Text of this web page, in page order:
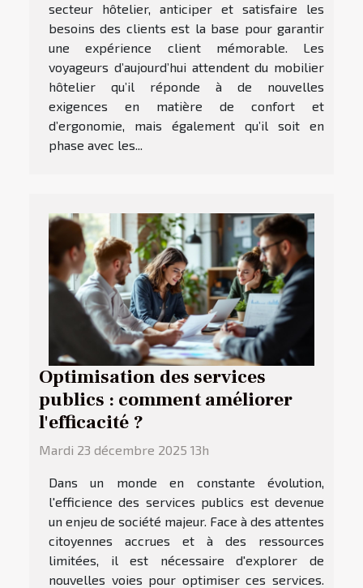
secteur hôtelier, anticiper et satisfaire les
besoins des clients est la base pour garantir
une expérience client mémorable. Les
voyageurs d’aujourd’hui attendent du mobilier
hôtelier qu’il réponde à de nouvelles
exigences en matière de confort et
d’ergonomie, mais également qu’il soit en
phase avec les...
Optimisation des services
publics : comment améliorer
l'efficacité ?
Mardi 23 décembre 2025 13h
Dans un monde en constante évolution,
l'efficience des services publics est devenue
un enjeu de société majeur. Face à des attentes
citoyennes accrues et à des ressources
limitées, il est nécessaire d'explorer de
nouvelles voies pour optimiser ces services.